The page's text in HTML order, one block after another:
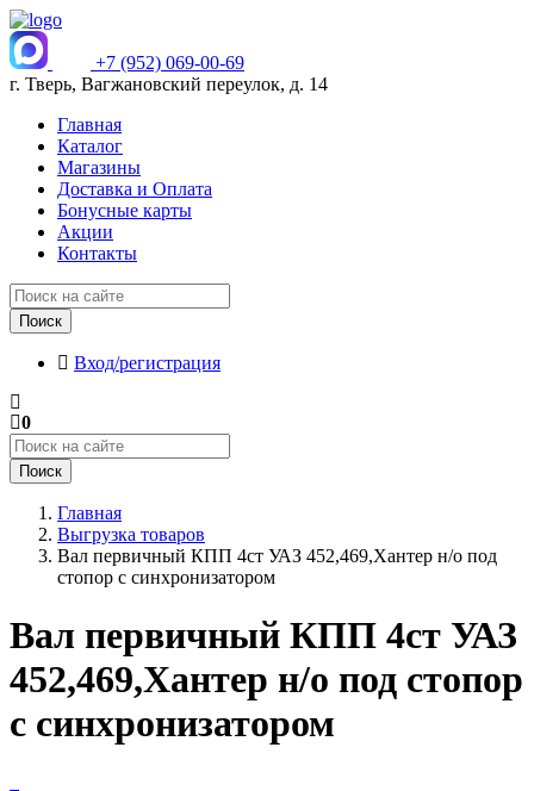
+7 (952) 069-00-69
г. Тверь, Вагжановский переулок, д. 14
Главная
Каталог
Магазины
Доставка и Оплата
Бонусные карты
Акции
Контакты
Поиск
Вход/регистрация
0
Поиск
Главная
Выгрузка товаров
Вал первичный КПП 4ст УАЗ 452,469,Хантер н/о под
стопор с синхронизатором
Вал первичный КПП 4ст УАЗ
452,469,Хантер н/о под стопор
с синхронизатором